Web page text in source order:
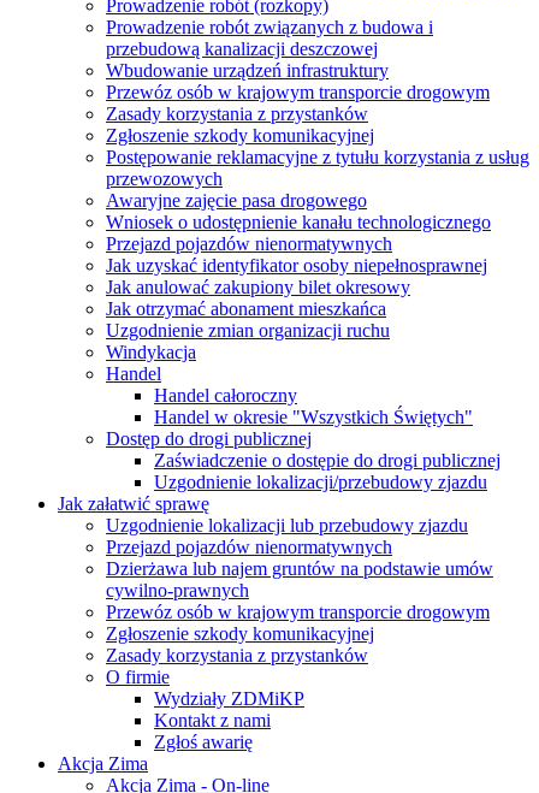
Prowadzenie robót (rozkopy)
Prowadzenie robót związanych z budowa i
przebudową kanalizacji deszczowej
Wbudowanie urządzeń infrastruktury
Przewóz osób w krajowym transporcie drogowym
Zasady korzystania z przystanków
Zgłoszenie szkody komunikacyjnej
Postępowanie reklamacyjne z tytułu korzystania z usług
przewozowych
Awaryjne zajęcie pasa drogowego
Wniosek o udostępnienie kanału technologicznego
Przejazd pojazdów nienormatywnych
Jak uzyskać identyfikator osoby niepełnosprawnej
Jak anulować zakupiony bilet okresowy
Jak otrzymać abonament mieszkańca
Uzgodnienie zmian organizacji ruchu
Windykacja
Handel
Handel całoroczny
Handel w okresie "Wszystkich Świętych"
Dostęp do drogi publicznej
Zaświadczenie o dostępie do drogi publicznej
Uzgodnienie lokalizacji/przebudowy zjazdu
Jak załatwić sprawę
Uzgodnienie lokalizacji lub przebudowy zjazdu
Przejazd pojazdów nienormatywnych
Dzierżawa lub najem gruntów na podstawie umów
cywilno-prawnych
Przewóz osób w krajowym transporcie drogowym
Zgłoszenie szkody komunikacyjnej
Zasady korzystania z przystanków
O firmie
Wydziały ZDMiKP
Kontakt z nami
Zgłoś awarię
Akcja Zima
Akcja Zima - On-line